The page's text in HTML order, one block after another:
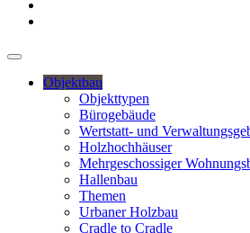
Objektbau
Objekttypen
Bürogebäude
Wertstatt- und
Holzhochhäuser
Mehrgeschossiger
Hallenbau
Themen
Urbaner Holzbau
Cradle to Cradle